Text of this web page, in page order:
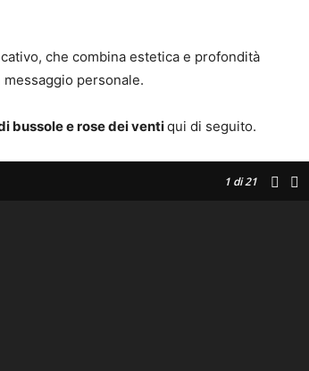
che combina estetica e profondità
personale.
bussole e rose dei ventiqui di seguito.
1 di 21